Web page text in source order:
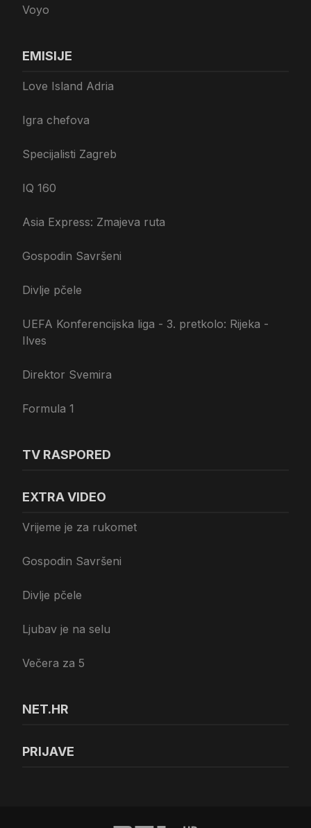
Voyo
EMISIJE
Love Island Adria
Igra chefova
Specijalisti Zagreb
IQ 160
Asia Express: Zmajeva ruta
Gospodin Savršeni
Divlje pčele
UEFA Konferencijska liga - 3. pretkolo: Rijeka -
Ilves
Direktor Svemira
Formula 1
TV RASPORED
EXTRA VIDEO
Vrijeme je za rukomet
Gospodin Savršeni
Divlje pčele
Ljubav je na selu
Večera za 5
NET.HR
PRIJAVE